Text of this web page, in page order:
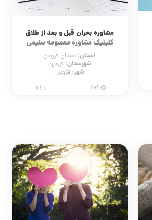
مشاوره بحران قبل و بعد از طلاق
کلینیک مشاوره معصومه سلیمی
استان: استان قزوین
شهرستان:قزوین
شهر: قزوین
671